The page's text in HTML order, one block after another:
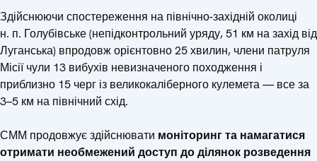
Здійснюючи спостереження на північно-західній околиці
н. п. Голубівське (непідконтрольний уряду, 51 км на захід від
Луганська) впродовж орієнтовно 25 хвилин, члени патруля
Місії чули 13 вибухів невизначеного походження і
приблизно 15 черг із великокаліберного кулемета — все за
3–5 км на північний схід.
СММ продовжує здійснювати моніторинг та намагатися
отримати необмежений доступ до ділянок розведення